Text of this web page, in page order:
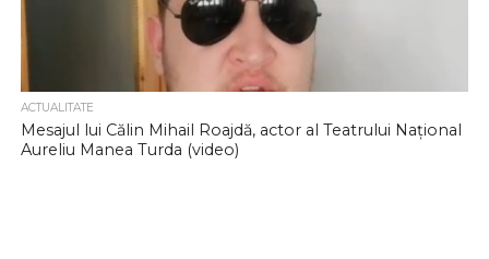
ACTUALITATE
Mesajul lui Călin Mihail Roajdă, actor al Teatrului Național
Aureliu Manea Turda (video)